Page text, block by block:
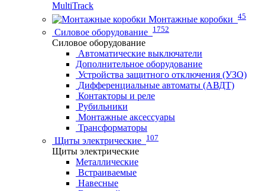
MultiTrack
Монтажные коробки 45
Силовое оборудование 1752
Силовое оборудование
Автоматические выключатели
Дополнительное оборудование
Устройства защитного отключения (УЗО)
Дифференциальные автоматы (АВДТ)
Контакторы и реле
Рубильники
Монтажные аксессуары
Трансформаторы
Щиты электрические 107
Щиты электрические
Металлические
Встраиваемые
Навесные